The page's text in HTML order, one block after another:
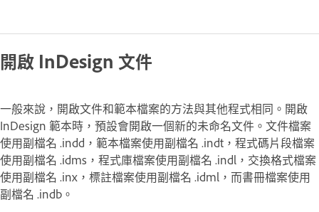
開啟 InDesign 文件
一般來說，開啟文件和範本檔案的方法與其他程式相同。開啟
InDesign 範本時，預設會開啟一個新的未命名文件。文件檔案
使用副檔名 .indd，範本檔案使用副檔名 .indt，程式碼片段檔案
使用副檔名 .idms，程式庫檔案使用副檔名 .indl，交換格式檔案
使用副檔名 .inx，標註檔案使用副檔名 .idml，而書冊檔案使用
副檔名 .indb。